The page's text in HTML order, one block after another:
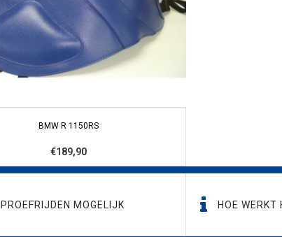
BMW R 1150RS
€189,90
PROEFRIJDEN MOGELIJK HOE WERKT